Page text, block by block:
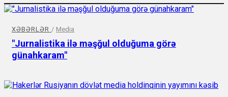
XƏBƏRLƏR / Media
"Jurnalistika ilə məşğul olduğuma görə
günahkaram"